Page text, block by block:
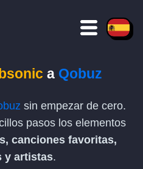
a Qobuz
sin empezar de cero.
pasos los elementos
canciones favoritas,
y artistas.